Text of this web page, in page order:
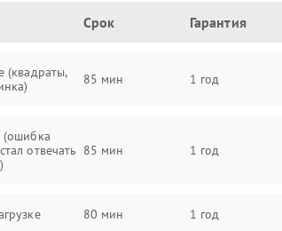
Срок Гарантия
(квадраты,
85 мин 1 год
(ошибка
отвечать 85 мин 1 год
80 мин 1 год